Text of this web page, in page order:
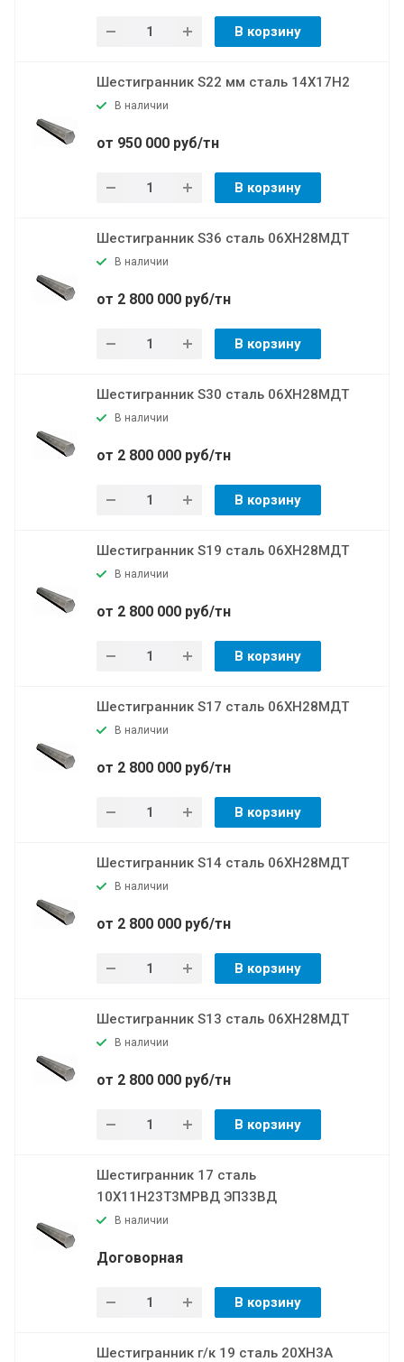
В корзину
Шестигранник S22 мм сталь 14Х17Н2
В наличии
от 950 000 руб/тн
В корзину
Шестигранник S36 сталь 06ХН28МДТ
В наличии
от 2 800 000 руб/тн
В корзину
Шестигранник S30 сталь 06ХН28МДТ
В наличии
от 2 800 000 руб/тн
В корзину
Шестигранник S19 сталь 06ХН28МДТ
В наличии
от 2 800 000 руб/тн
В корзину
Шестигранник S17 сталь 06ХН28МДТ
В наличии
от 2 800 000 руб/тн
В корзину
Шестигранник S14 сталь 06ХН28МДТ
В наличии
от 2 800 000 руб/тн
В корзину
Шестигранник S13 сталь 06ХН28МДТ
В наличии
от 2 800 000 руб/тн
В корзину
Шестигранник 17 сталь
10Х11Н23Т3МРВД ЭП33ВД
В наличии
Договорная
В корзину
Шестигранник г/к 19 сталь 20ХН3А